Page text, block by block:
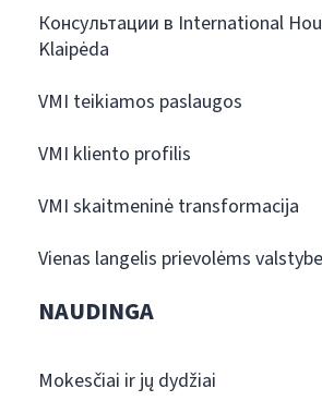
Консультации в International
Klaipėda
VMI teikiamos paslaugos
VMI kliento profilis
VMI skaitmeninė transformacija
Vienas langelis prievolėms
NAUDINGA
Mokesčiai ir jų dydžiai